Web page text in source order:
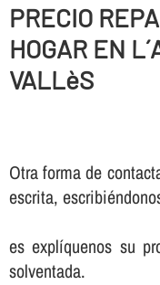
PRECIO
HOGAR EN
VALLèS
Otra forma de
escrita,
es explíquenos su
solventada.